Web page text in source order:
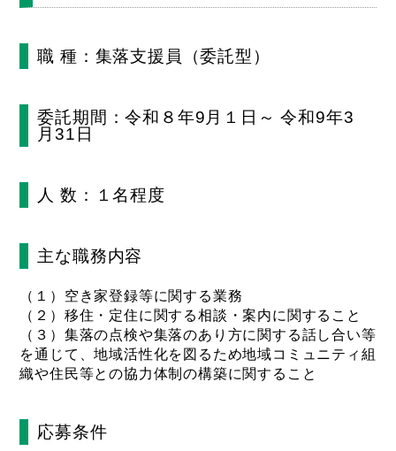
職 種：集落支援員（委託型）
委託期間：令和８年9月１日～ 令和9年3
月31日
人 数：１名程度
主な職務内容
（１）空き家登録等に関する業務
（２）移住・定住に関する相談・案内に関すること
（３）集落の点検や集落のあり方に関する話し合い等
を通じて、地域活性化を図るため地域コミュニティ組
織や住民等との協力体制の構築に関すること
応募条件